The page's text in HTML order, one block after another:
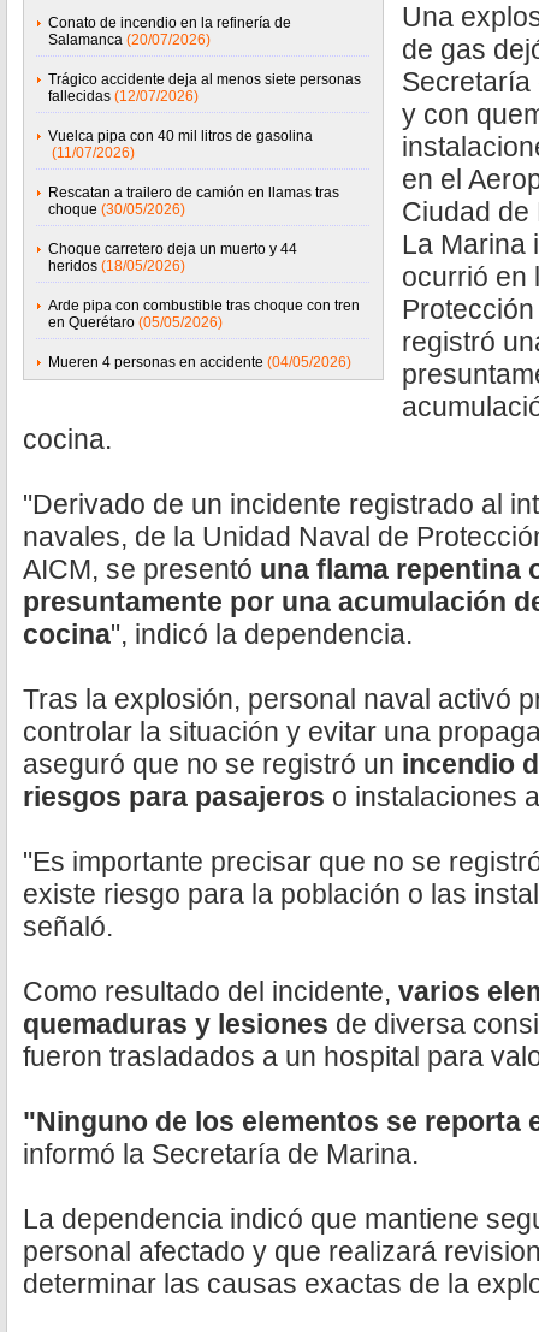
Conato de incendio en la refinería de
Salamanca (20/07/2026)
Trágico accidente deja al menos siete personas
fallecidas (12/07/2026)
Vuelca pipa con 40 mil litros de gasolina
(11/07/2026)
Rescatan a trailero de camión en llamas tras
choque (30/05/2026)
Choque carretero deja un muerto y 44
heridos (18/05/2026)
Arde pipa con combustible tras choque con tren
en Querétaro (05/05/2026)
Mueren 4 personas en accidente (04/05/2026)
Una
de gas
Secretaría
y con
en el
Ciudad de
La Marina
ocurrió en
registró
cocina.
"Derivado de un incidente registrado al
navales, de la Unidad Naval de
AICM, se presentó una flama repentina
presuntamente por una acumulación
cocina", indicó la dependencia.
Tras la explosión, personal naval activó
controlar la situación y evitar una
aseguró que no se registró un incendio
riesgos para pasajeros o instalaciones
"Es importante precisar que no se
existe riesgo para la población o las
señaló.
Como resultado del incidente, varios
quemaduras y lesiones de diversa
fueron trasladados a un hospital para
"Ninguno de los elementos se reporta
informó la Secretaría de Marina.
La dependencia indicó que mantiene
personal afectado y que realizará
determinar las causas exactas de la